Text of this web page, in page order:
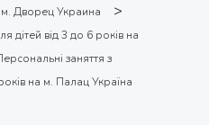
Дворец Украина
>
дітей від 3 до 6 років на
заняття з
на м. Палац Україна